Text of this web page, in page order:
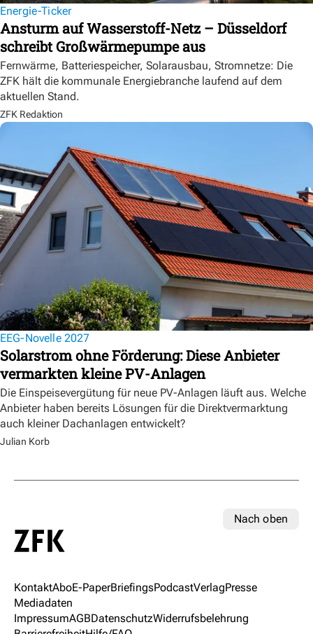
Energie-Ticker
Ansturm auf Wasserstoff-Netz – Düsseldorf
schreibt Großwärmepumpe aus
Fernwärme, Batteriespeicher, Solarausbau, Stromnetze: Die
ZFK hält die kommunale Energiebranche laufend auf dem
aktuellen Stand.
ZFK Redaktion
EEG-Novelle 2027
Solarstrom ohne Förderung: Diese Anbieter
vermarkten kleine PV-Anlagen
Die Einspeisevergütung für neue PV-Anlagen läuft aus. Welche
Anbieter haben bereits Lösungen für die Direktvermarktung
auch kleiner Dachanlagen entwickelt?
Julian Korb
Nach oben
KontaktAboE-PaperBriefingsPodcastVerlagPresse
Mediadaten
ImpressumAGBDatenschutzWiderrufsbelehrung